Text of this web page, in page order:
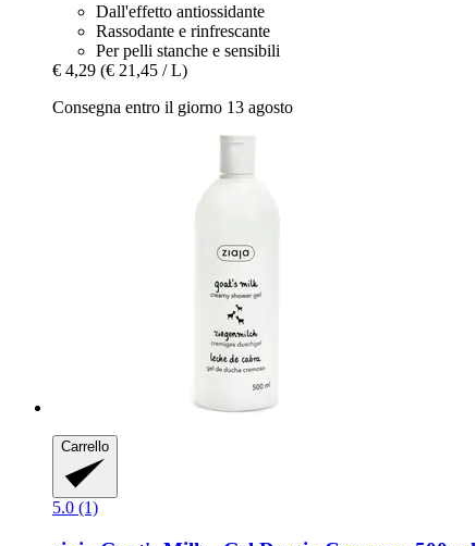
Dall'effetto antiossidante
Rassodante e rinfrescante
Per pelli stanche e sensibili
€ 4,29 (€ 21,45 / L)
Consegna entro il giorno 13 agosto
Carrello
5.0 (1)